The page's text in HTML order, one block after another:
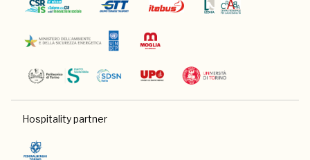
Hospitality partner